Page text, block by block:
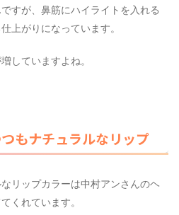
すが、鼻筋にハイライトを入れる
上がりになっています。
していますよね。
もナチュラルなリップ
リップカラーは中村アンさんのヘ
くれています。